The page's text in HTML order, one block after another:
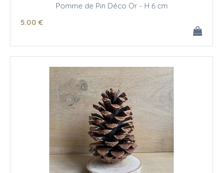
Pomme de Pin Déco Or - H 6 cm
5.00 €